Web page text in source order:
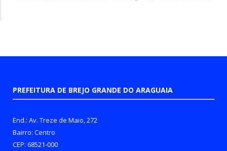
PREFEITURA DE BREJO GRANDE DO ARAGUAIA
End.: Av. Treze de Maio, 272
Bairro: Centro
CEP: 68521-000